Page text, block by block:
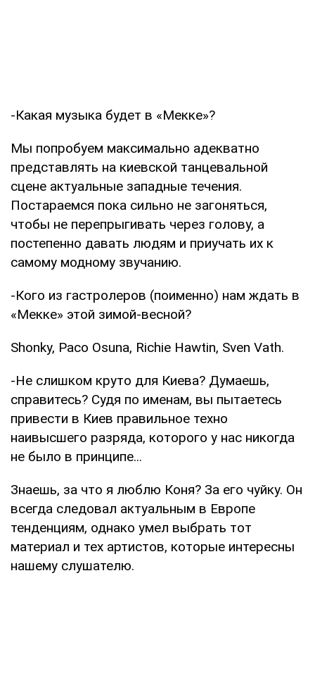
-Какая музыка будет в «Мекке»?
Мы попробуем максимально адекватно
представлять на киевской танцевальной
сцене актуальные западные течения.
Постараемся пока сильно не загоняться,
чтобы не перепрыгивать через голову, а
постепенно давать людям и приучать их к
самому модному звучанию.
-Кого из гастролеров (поименно) нам ждать в
«Мекке» этой зимой-весной?
Shonky, Paco Osuna, Richie Hawtin, Sven Vath.
-Не слишком круто для Киева? Думаешь,
справитесь? Судя по именам, вы пытаетесь
привести в Киев правильное техно
наивысшего разряда, которого у нас никогда
не было в принципе...
Знаешь, за что я люблю Коня? За его чуйку. Он
всегда следовал актуальным в Европе
тенденциям, однако умел выбрать тот
материал и тех артистов, которые интересны
нашему слушателю.